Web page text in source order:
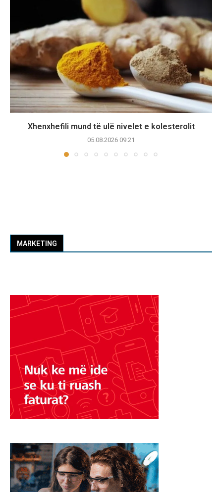
Xhenxhefili mund të ulë nivelet e kolesterolit
05.08.2026 09:21
MARKETING